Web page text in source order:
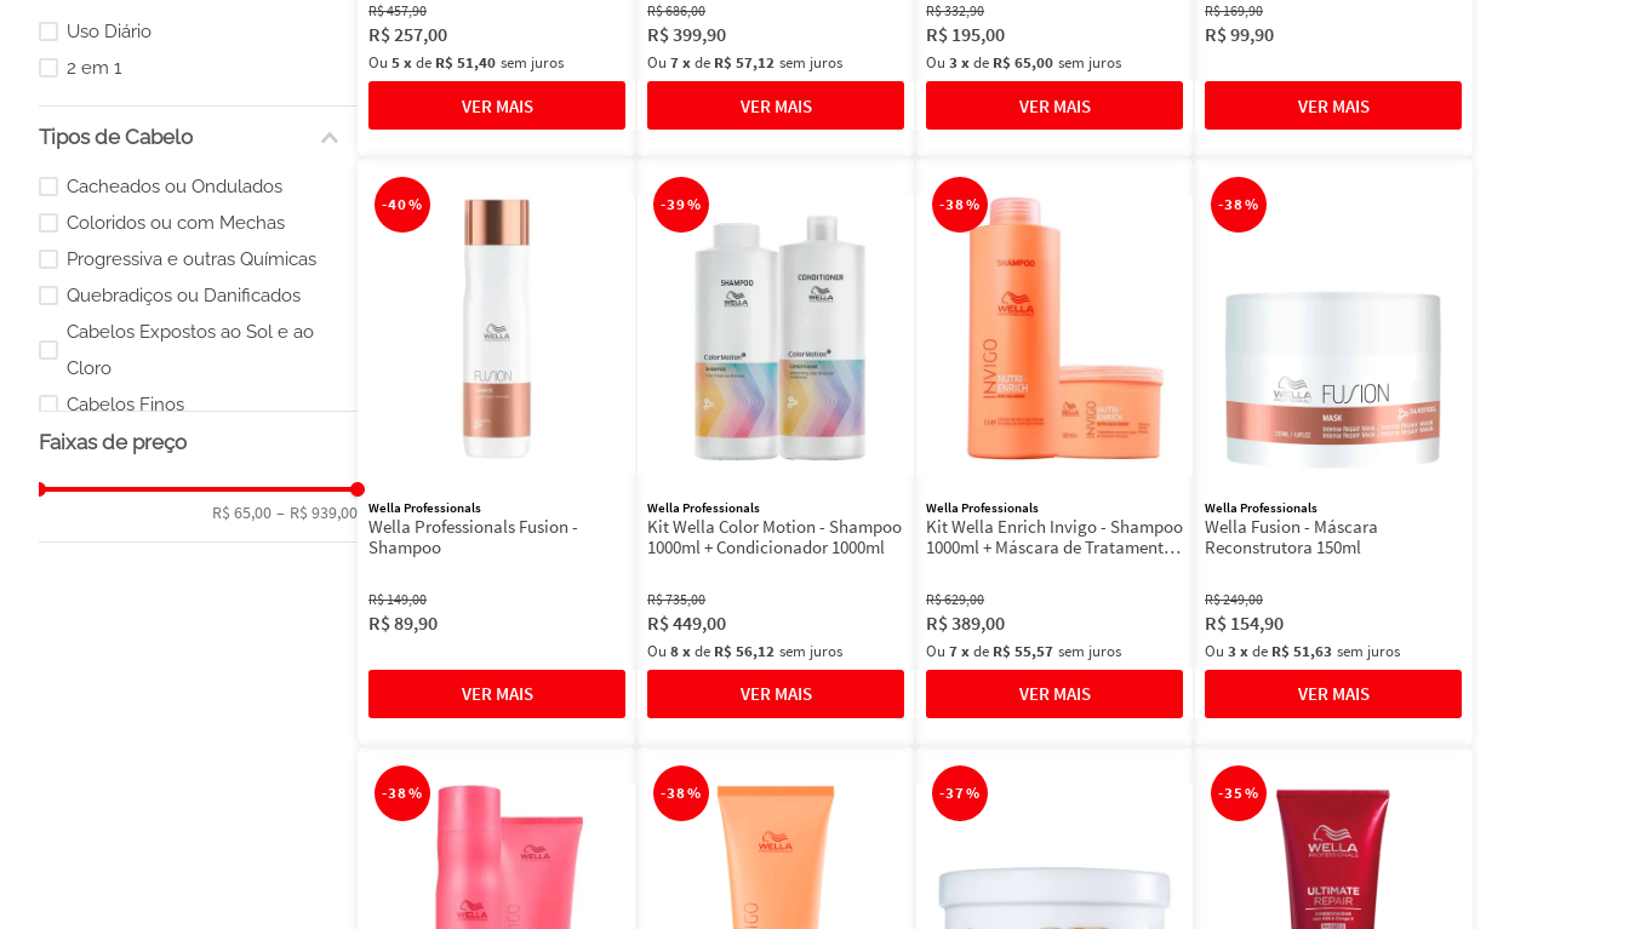
Uso Diário
2 em 1
Tipos de Cabelo
Cacheados ou Ondulados
Coloridos ou com Mechas
Progressiva e outras Químicas
Quebradiços ou Danificados
Cabelos Expostos ao Sol e ao
Cloro
Cabelos Finos
Loiros ou com Luzes
Ressecados ou Secos
Para todos os tipos
Faixas de preço
R$ 65,00 – R$ 939,00
R$457,90
R$257,00
Ou 5xde R$ 51,40 sem juros
R$686,00
R$399,90
Ou 7xde R$ 57,12 sem juros
R$332,90
R$ 195,00
Ou 3 xde R$ 65,00 sem juros
R$169,90
R$99,90
-40%
Wella Professionals
Wella Professionals Fusion -
Shampoo
R$149,00
R$89,90
-39%
Wella Professionals
Kit Wella Color Motion - Shampoo
1000ml + Condicionador 1000ml
R$735,00
R$449,00
Ou 8xde R$ 56,12 sem juros
-38%
Wella Professionals
Kit Wella Enrich Invigo - Shampoo
1000ml + Máscara de Tratamento
R$629,00
R$389,00
Ou 7xde R$ 55,57 sem juros
-38%
Wella Professionals
Wella Fusion - Máscara
Reconstrutora 150ml
R$249,00
R$ 154,90
Ou 3 xde R$ 51,63 sem juros
-38% -38% -37% -35%